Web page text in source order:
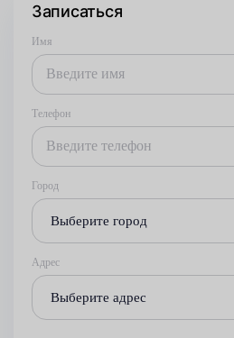
Записаться
Имя
Телефон
Город
Выберите город
Адрес
Выберите адрес